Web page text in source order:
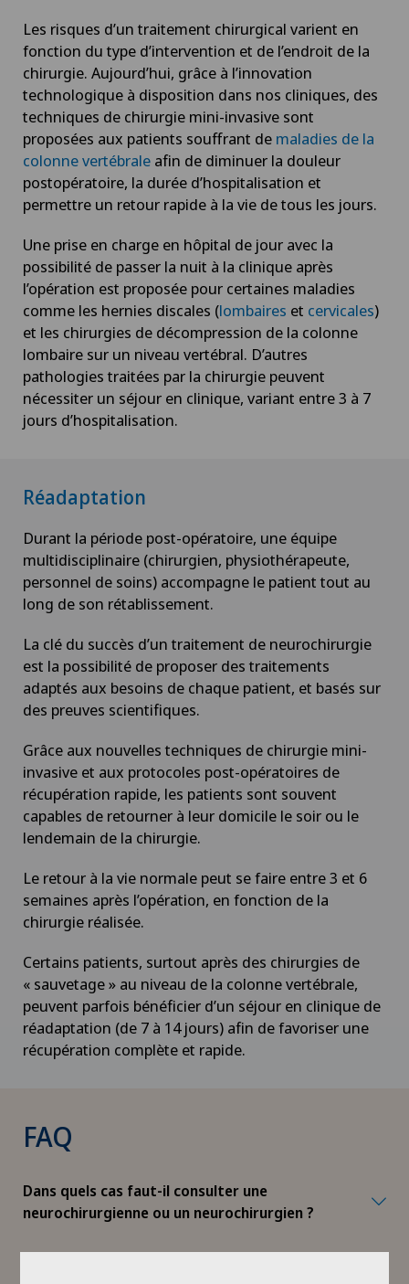
Les risques d’un traitement chirurgical varient en
fonction du type d’intervention et de l’endroit de la
chirurgie. Aujourd’hui, grâce à l’innovation
technologique à disposition dans nos cliniques, des
techniques de chirurgie mini-invasive sont
proposées aux patients souffrant de maladies de la
colonne vertébrale afin de diminuer la douleur
postopératoire, la durée d’hospitalisation et
permettre un retour rapide à la vie de tous les jours.
Une prise en charge en hôpital de jour avec la
possibilité de passer la nuit à la clinique après
l’opération est proposée pour certaines maladies
comme les hernies discales (lombaires et cervicales)
et les chirurgies de décompression de la colonne
lombaire sur un niveau vertébral. D’autres
pathologies traitées par la chirurgie peuvent
nécessiter un séjour en clinique, variant entre 3 à 7
jours d’hospitalisation.
Réadaptation
Durant la période post-opératoire, une équipe
multidisciplinaire (chirurgien, physiothérapeute,
personnel de soins) accompagne le patient tout au
long de son rétablissement.
La clé du succès d’un traitement de neurochirurgie
est la possibilité de proposer des traitements
adaptés aux besoins de chaque patient, et basés sur
des preuves scientifiques.
Grâce aux nouvelles techniques de chirurgie mini-
invasive et aux protocoles post-opératoires de
récupération rapide, les patients sont souvent
capables de retourner à leur domicile le soir ou le
lendemain de la chirurgie.
Le retour à la vie normale peut se faire entre 3 et 6
semaines après l’opération, en fonction de la
chirurgie réalisée.
Certains patients, surtout après des chirurgies de
« sauvetage » au niveau de la colonne vertébrale,
peuvent parfois bénéficier d’un séjour en clinique de
réadaptation (de 7 à 14 jours) afin de favoriser une
récupération complète et rapide.
FAQ
Dans quels cas faut-il consulter une
neurochirurgienne ou un neurochirurgien ?